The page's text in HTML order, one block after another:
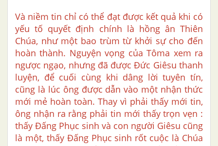
Và niềm tin chỉ có thể đạt được kết quả khi có
yếu tố quyết định chính là hồng ân Thiên
Chúa, như một bao trùm từ khởi sự cho đến
hoàn thành. Nguyện vọng của Tôma xem ra
ngược ngạo, nhưng đã được Đức Giêsu thanh
luyện, để cuối cùng khi dâng lời tuyên tín,
cũng là lúc ông được dẫn vào một nhận thức
mới mẻ hoàn toàn. Thay vì phải thấy mới tin,
ông nhận ra rằng phải tin mới thấy trọn vẹn :
thấy Đấng Phục sinh và con người Giêsu cũng
là một, thấy Đấng Phục sinh rốt cuộc là Chúa